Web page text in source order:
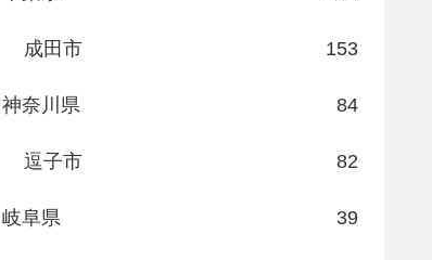
成田市 153
神奈川県 84
逗子市 82
岐阜県 39